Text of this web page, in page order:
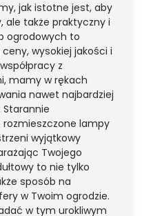
jak istotne jest, aby
ale także praktyczny i
ogrodowych to
wysokiej jakości i
z
mamy w rękach
nawet najbardziej
rozmieszczone lampy
wyjątkowy
Twojego
to nie tylko
sposób na
w Twoim ogrodzie.
w tym urokliwym